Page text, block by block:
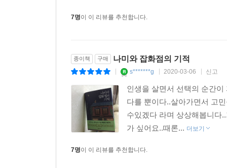
7명이 이 리뷰를 추천합니다.
종이책 구매 나미와 잡화점의 기적
s*******g 2020-03-06 신고
인생을 살면서 선택의 순간
다를 뿐이다..살아가면서 고
수있겠다 라며 상상해봅니다
가 싶어요..때론... 더보기
7명이 이 리뷰를 추천합니다.